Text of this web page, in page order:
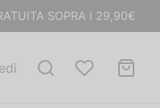
SOPRA I 29,90€